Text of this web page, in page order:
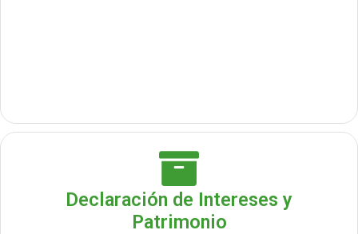
Declaración de Intereses y
Patrimonio